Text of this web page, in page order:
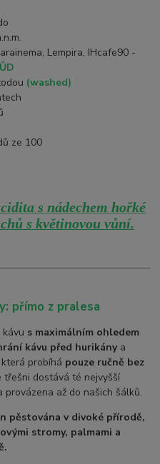
Lempira, IHcafe90 -
(washed)
ze 100
s nádechem hořké
s květinovou vůní.
přímo z pralesa
kávu s maximálním ohledem
kávu před hurikánya
která probíhá pouze ručně bez
třešni dostává té nejvyšší
provázena až do našich šálků.
pěstována v divoké přírodě,
stromy, palmami a